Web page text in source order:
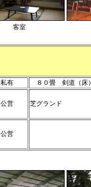
客室
私有 ８０畳 剣道（床
公営 芝グランド
公営